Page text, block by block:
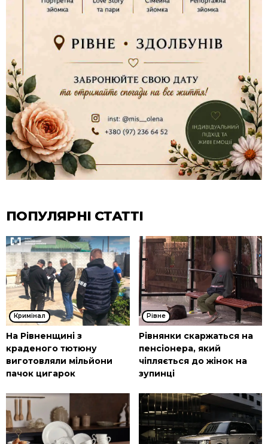
ПОПУЛЯРНІ СТАТТІ
Кримінал
На Рівненщині з
краденого тютюну
виготовляли мільйони
пачок цигарок
Рівне
Рівнянки скаржаться на
пенсіонера, який
чіпляється до жінок на
зупинці